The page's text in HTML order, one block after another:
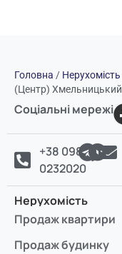
Головна / Нерухомість
(Центр) Хмельницький
Соціальні мережі
+38 098
0232020
Нерухомість
Продаж квартири
Продаж будинку